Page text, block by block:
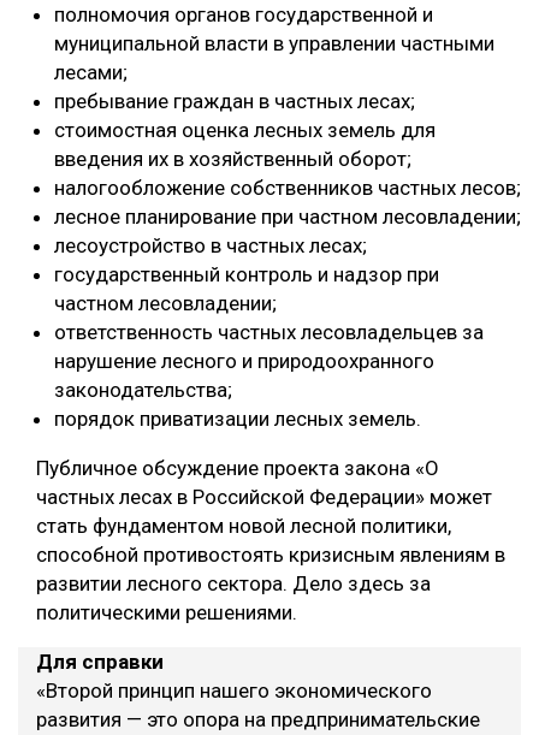
полномочия органов государственной и
муниципальной власти в управлении частными
лесами;
пребывание граждан в частных лесах;
стоимостная оценка лесных земель для
введения их в хозяйственный оборот;
налогообложение собственников частных лесов;
лесное планирование при частном лесовладении;
лесоустройство в частных лесах;
государственный контроль и надзор при
частном лесовладении;
ответственность частных лесовладельцев за
нарушение лесного и природоохранного
законодательства;
порядок приватизации лесных земель.
Публичное обсуждение проекта закона «О
частных лесах в Российской Федерации» может
стать фундаментом новой лесной политики,
способной противостоять кризисным явлениям в
развитии лесного сектора. Дело здесь за
политическими решениями.
Для справки
«Второй принцип нашего экономического
развития — это опора на предпринимательские